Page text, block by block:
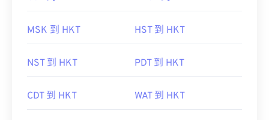
MSK 到 HKT HST 到 HKT
NST 到 HKT PDT 到 HKT
CDT 到 HKT WAT 到 HKT